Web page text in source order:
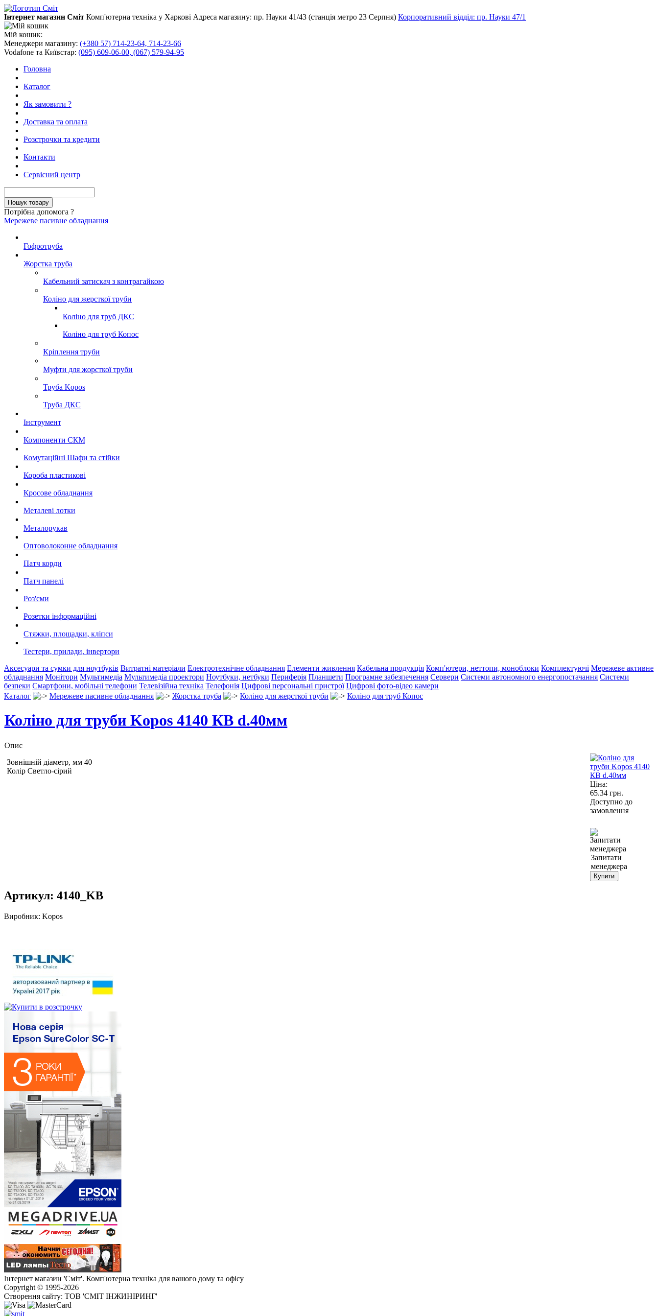
Інтернет магазин Сміт Комп'ютерна техніка у Харкові Адреса магазину: пр. Науки 41/43 (станція метро 23 Серпня) Корпоративний відділ: пр. Науки 47/1
Мій кошик:
Менеджери магазину: (+380 57) 714-23-64, 714-23-66
Vodafone та Київстар: (095) 609-06-00, (067) 579-94-95
Головна
Каталог
Як замовити ?
Доставка та оплата
Розстрочки та кредити
Контакти
Сервісний центр
Потрібна допомога ?
Мережеве пасивне обладнання
Гофротруба
Жорстка труба
Кабельний затискач з контрагайкою
Коліно для жерсткої труби
Коліно для труб ДКС
Коліно для труб Копос
Кріплення труби
Муфти для жорсткої труби
Труба Kopos
Труба ДКС
Інструмент
Компоненти СКМ
Комутаційні Шафи та стійки
Короба пластикові
Кросове обладнання
Металеві лотки
Металорукав
Оптоволоконне обладнання
Патч корди
Патч панелі
Роз'єми
Розетки інформаційні
Стяжки, площадки, кліпси
Тестери, прилади, інвертори
Аксесуари та сумки для ноутбуків Витратні матеріали Електротехнічне обладнання Елементи живлення Кабельна продукція Комп'ютери, неттопи, моноблоки Комплектуючі Мережеве активне
обладнання Монітори Мультимедіа Мультимедіа проектори Ноутбуки, нетбуки Периферія Планшети Програмне забезпечення Сервери Системи автономного енергопостачання Системи
безпеки Смартфони, мобільні телефони Телевізійна техніка Телефонія Цифрові персональні пристрої Цифрові фото-відео камери
Каталог
Мережеве пасивне обладнання Жорстка труба Коліно для жерсткої труби Коліно для труб Копос
Коліно для труби Kopos 4140 КВ d.40мм
Опис
Зовнішній діаметр, мм 40
Колір Светло-сірий
Ціна:
65.34 грн.
Доступно до
замовлення
Запитати
менеджера
Купити
Артикул: 4140_KB
Виробник: Kopos
Інтернет магазин 'Сміт'. Комп'ютерна техніка для вашого дому та офісу
Copyright © 1995-2026
Створення сайту: ТОВ 'СМІТ ІНЖИНІРИНГ'